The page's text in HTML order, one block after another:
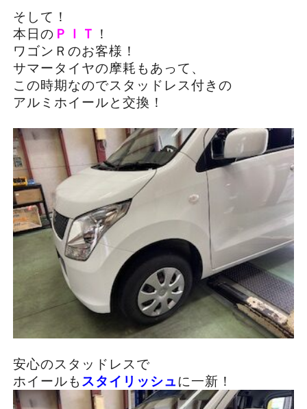
そして！
本日の ＰＩＴ
！
ワゴンＲのお客様！
サマータイヤの摩耗もあって、
この時期なのでスタッドレス付きの
アルミホイールと交換！
安心のスタッドレスで
ホイールも スタイリッシュに一新！